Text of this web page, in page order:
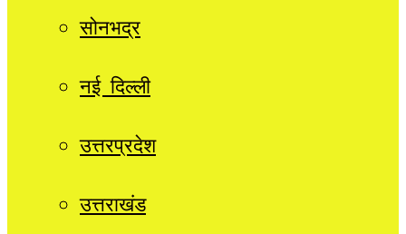
सोनभद्र
नई दिल्ली
उत्तरप्रदेश
उत्तराखंड